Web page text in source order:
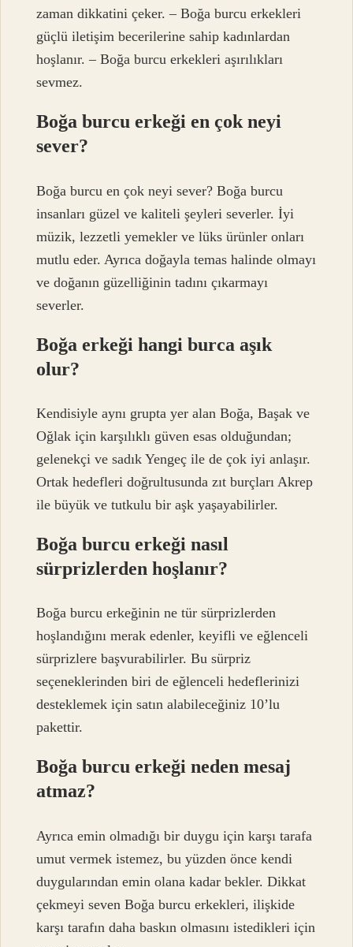
zaman dikkatini çeker. – Boğa burcu erkekleri
güçlü iletişim becerilerine sahip kadınlardan
hoşlanır. – Boğa burcu erkekleri aşırılıkları
sevmez.
Boğa burcu erkeği en çok neyi
sever?
Boğa burcu en çok neyi sever? Boğa burcu
insanları güzel ve kaliteli şeyleri severler. İyi
müzik, lezzetli yemekler ve lüks ürünler onları
mutlu eder. Ayrıca doğayla temas halinde olmayı
ve doğanın güzelliğinin tadını çıkarmayı
severler.
Boğa erkeği hangi burca aşık
olur?
Kendisiyle aynı grupta yer alan Boğa, Başak ve
Oğlak için karşılıklı güven esas olduğundan;
gelenekçi ve sadık Yengeç ile de çok iyi anlaşır.
Ortak hedefleri doğrultusunda zıt burçları Akrep
ile büyük ve tutkulu bir aşk yaşayabilirler.
Boğa burcu erkeği nasıl
sürprizlerden hoşlanır?
Boğa burcu erkeğinin ne tür sürprizlerden
hoşlandığını merak edenler, keyifli ve eğlenceli
sürprizlere başvurabilirler. Bu sürpriz
seçeneklerinden biri de eğlenceli hedeflerinizi
desteklemek için satın alabileceğiniz 10’lu
pakettir.
Boğa burcu erkeği neden mesaj
atmaz?
Ayrıca emin olmadığı bir duygu için karşı tarafa
umut vermek istemez, bu yüzden önce kendi
duygularından emin olana kadar bekler. Dikkat
çekmeyi seven Boğa burcu erkekleri, ilişkide
karşı tarafın daha baskın olmasını istedikleri için